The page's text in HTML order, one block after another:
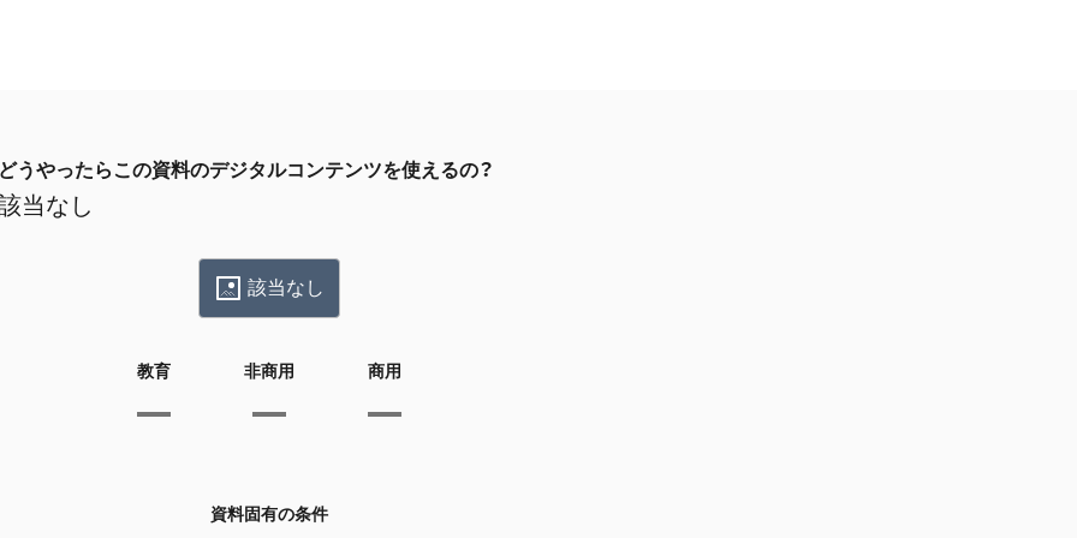
どうやったらこの資料のデジタルコンテンツを使えるの？
当なし
該当なし
教育 非商用 商用
資料固有の条件